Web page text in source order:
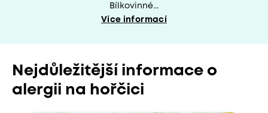
Bílkovinné...
Více informací
Nejdůležitější informace o
alergii na hořčici